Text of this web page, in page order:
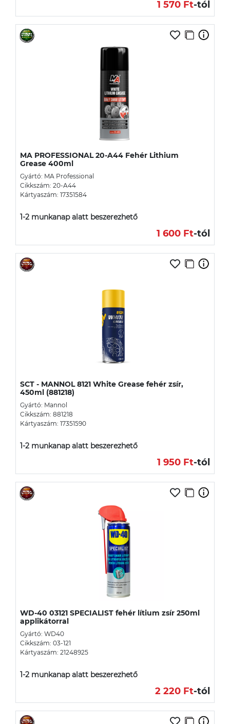
1 570 Ft-tól
MA PROFESSIONAL 20-A44 Fehér Lithium
Grease 400ml
Gyártó: MA Professional
Cikkszám: 20-A44
Kártyaszám: 17351584
1-2 munkanap alatt beszerezhető
1 600 Ft-tól
SCT - MANNOL 8121 White Grease fehér zsír,
450ml (881218)
Gyártó: Mannol
Cikkszám: 881218
Kártyaszám: 17351590
1-2 munkanap alatt beszerezhető
1 950 Ft-tól
WD-40 03121 SPECIALIST fehér lítium zsír 250ml
applikátorral
Gyártó: WD40
Cikkszám: 03-121
Kártyaszám: 21248925
1-2 munkanap alatt beszerezhető
2 220 Ft-tól